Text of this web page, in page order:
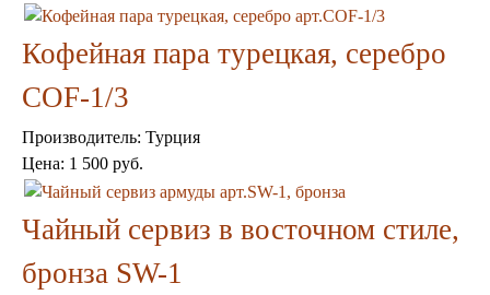
Аксессуары в хамам
Плитка Марокко
Двери Марокко
Бабуши тапочки
Вазы
Зеркала
Тарелки и блюда
Пепельницы
Пледы и покрывала
Подушки
Салфетницы
Кофейная пара турецкая, серебро
COF-1/3
Производитель: Турция
Цена: 1 500 руб.
Чайный сервиз в восточном стиле,
бронза SW-1